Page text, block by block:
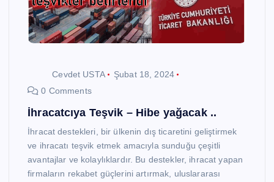
Cevdet USTA
Şubat 18, 2024
0 Comments
İhracatcıya Teşvik – Hibe yağacak ..
İhracat destekleri, bir ülkenin dış ticaretini geliştirmek
ve ihracatı teşvik etmek amacıyla sunduğu çeşitli
avantajlar ve kolaylıklardır. Bu destekler, ihracat yapan
firmaların rekabet güçlerini artırmak, uluslararası